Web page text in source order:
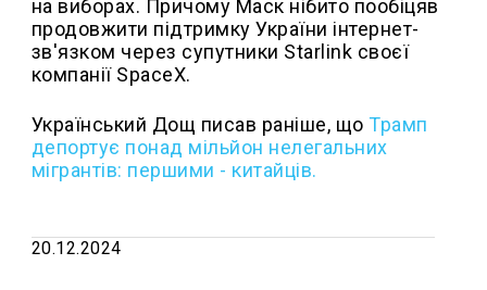
на виборах. Причому Маск нібито пообіцяв
продовжити підтримку України інтернет-
зв'язком через супутники Starlink своєї
компанії SpaceX.
Український Дощ писав раніше, що Трамп
депортує понад мільйон нелегальних
мігрантів: першими - китайців.
20.12.2024